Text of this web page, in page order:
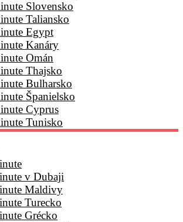
Slovensko
Taliansko
Egypt
Kanáry
Omán
Thajsko
Bulharsko
Španielsko
Cyprus
Tunisko
v Dubaji
Maldivy
Turecko
Grécko